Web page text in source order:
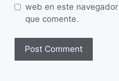
web en este
que comente.